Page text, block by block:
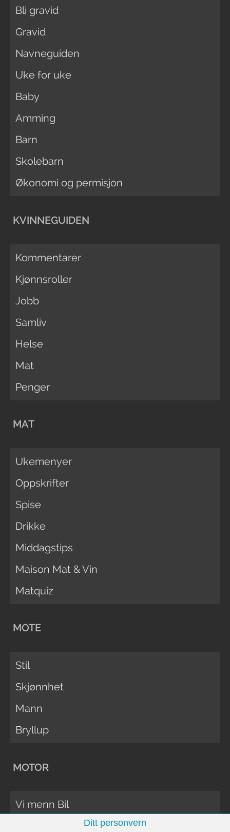
Bli gravid
Gravid
Navneguiden
Uke for uke
Baby
Amming
Barn
Skolebarn
Økonomi og permisjon
KVINNEGUIDEN
Kommentarer
Kjønnsroller
Jobb
Samliv
Helse
Mat
Penger
MAT
Ukemenyer
Oppskrifter
Spise
Drikke
Middagstips
Maison Mat & Vin
Matquiz
MOTE
Stil
Skjønnhet
Mann
Bryllup
MOTOR
Vi menn Bil
Ditt personvern